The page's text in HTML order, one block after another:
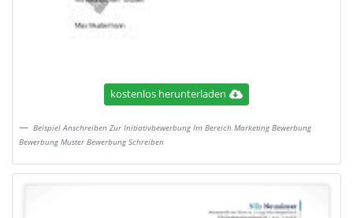
kostenlos herunterladen
Beispiel Anschreiben Zur Initiativbewerbung Im Bereich Marketing Bewerbung
Bewerbung Muster Bewerbung Schreiben